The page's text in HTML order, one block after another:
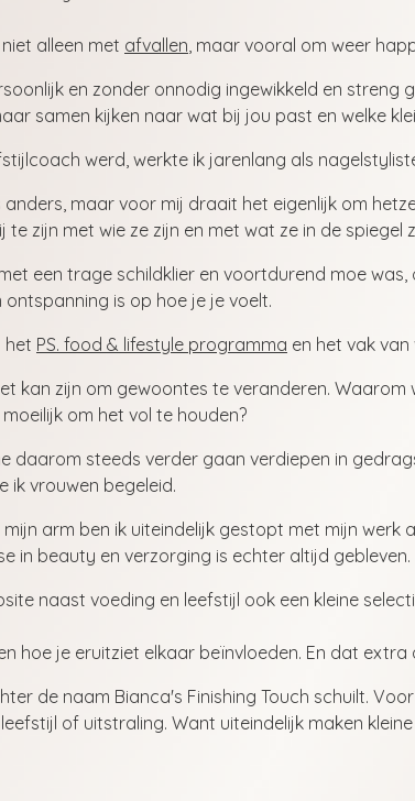
alleen met afvallen , maar vooral om weer
en zonder onnodig ingewikkeld en streng
samen kijken naar wat bij jou past en welke
werd, werkte ik jarenlang als
maar voor mij draait het eigenlijk om
te zijn met wie ze zijn en met wat ze in de spiegel
een trage schildklier en voortdurend moe
is op hoe je je voelt.
het PS. food & lifestyle programma en het vak
kan zijn om gewoontes te veranderen. Waarom
om het vol te houden?
daarom steeds verder gaan verdiepen in
ik vrouwen begeleid.
arm ben ik uiteindelijk gestopt met mijn werk
in beauty en verzorging is echter altijd gebleven.
naast voeding en leefstijl ook een kleine
hoe je eruitziet elkaar beïnvloeden. En dat
de naam Bianca's Finishing Touch schuilt.
of uitstraling. Want uiteindelijk maken